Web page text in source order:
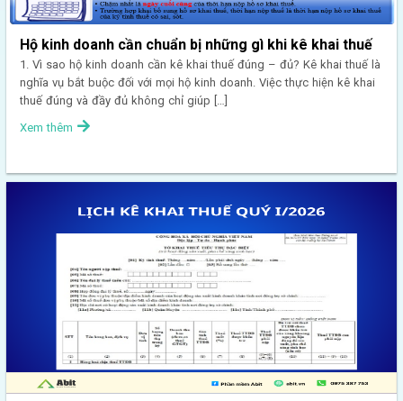
Hộ kinh doanh cần chuẩn bị những gì khi kê khai thuế
1. Vì sao hộ kinh doanh cần kê khai thuế đúng – đủ? Kê khai thuế là
nghĩa vụ bắt buộc đối với mọi hộ kinh doanh. Việc thực hiện kê khai
thuế đúng và đầy đủ không chỉ giúp […]
Xem thêm